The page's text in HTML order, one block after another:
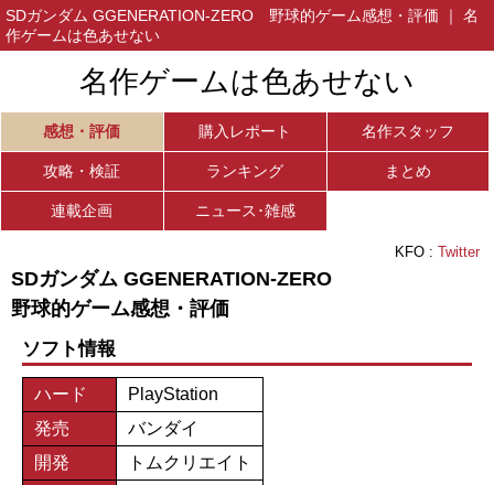
SDガンダム GGENERATION-ZERO 野球的ゲーム感想・評価 ｜ 名
作ゲームは色あせない
名作ゲームは色あせない
感想・評価 購入レポート 名作スタッフ
攻略・検証 ランキング まとめ
連載企画 ニュース･雑感
KFO : Twitter
SDガンダム GGENERATION-ZERO
野球的ゲーム感想・評価
ソフト情報
ハード
PlayStation
発売
バンダイ
開発
トムクリエイト